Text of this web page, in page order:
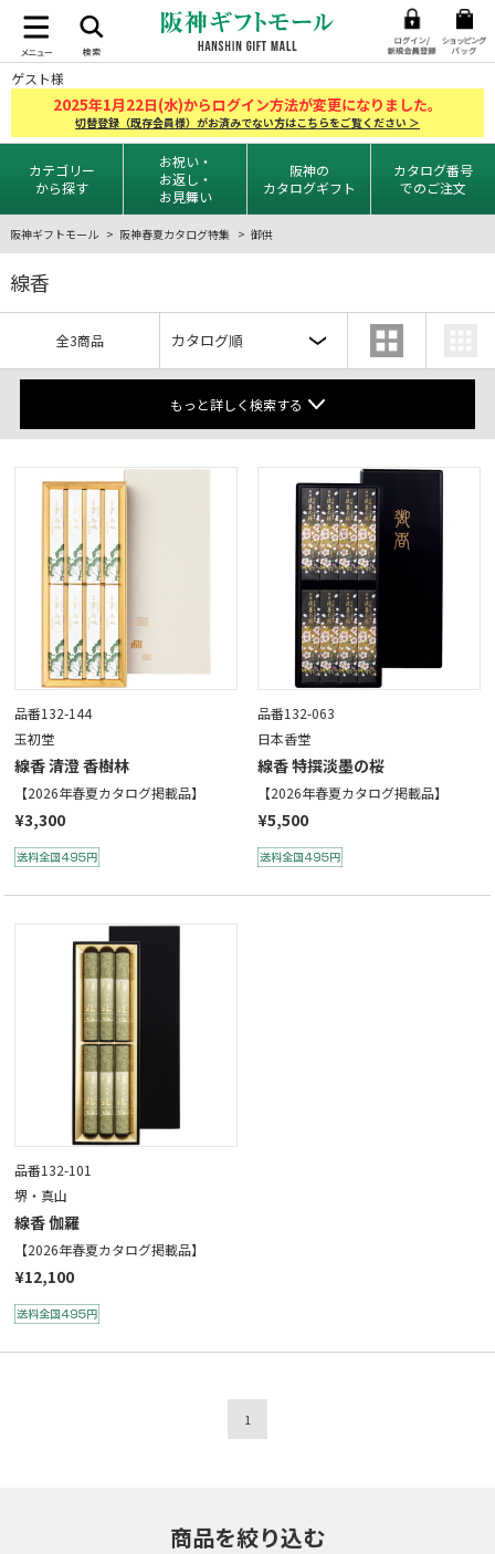
ゲスト様
2025年1月22日(水)からログイン方法が変更になりました。
切替登録（既存会員様）がお済みでない方はこちらをご覧ください ＞
カテゴリー
から探す
お祝い・
お返し・
お見舞い
阪神の
カタログギフト
カタログ番号
でのご注文
阪神ギフトモール 阪神春夏カタログ特集 御供
線香
全3商品
もっと詳しく検索する
品番132-144
玉初堂
線香 清澄 香樹林
【2026年春夏カタログ掲載品】
¥3,300
品番132-063
日本香堂
線香 特撰淡墨の桜
【2026年春夏カタログ掲載品】
¥5,500
品番132-101
堺・真山
線香 伽羅
【2026年春夏カタログ掲載品】
¥12,100
1
商品を絞り込む